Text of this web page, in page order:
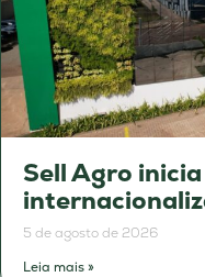
Sell Agro
5 de agosto de 2026
Leia mais »